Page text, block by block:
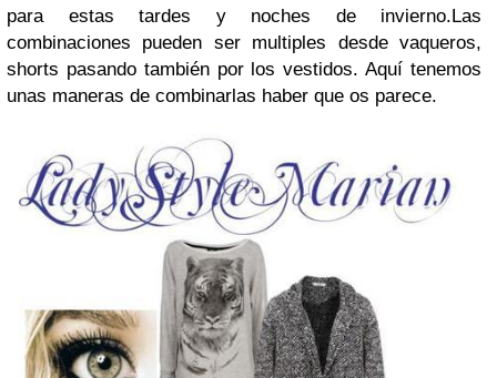
para estas tardes y noches de invierno.Las
combinaciones pueden ser multiples desde vaqueros,
shorts pasando también por los vestidos. Aquí tenemos
unas maneras de combinarlas haber que os parece.